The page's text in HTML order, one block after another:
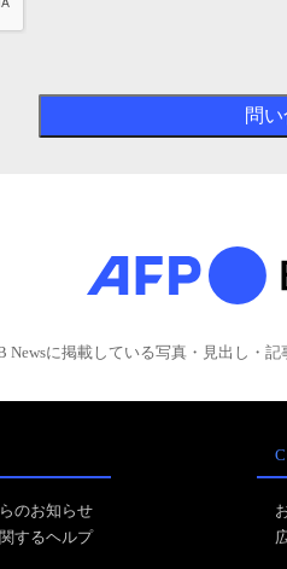
Newsに掲載している写真・見出し・
のお知らせ
するヘルプ